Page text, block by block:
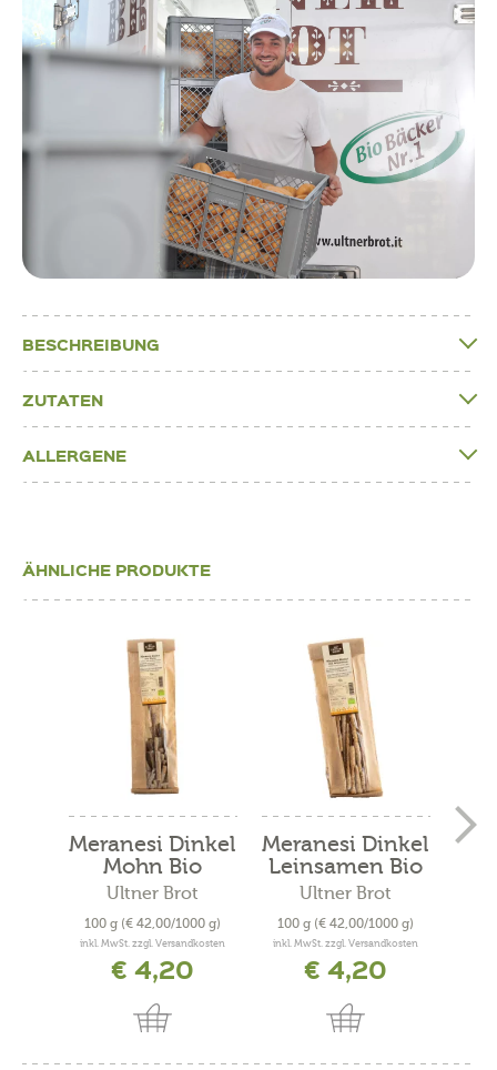
BESCHREIBUNG
ZUTATEN
ALLERGENE
ÄHNLICHE PRODUKTE
Meranesi Dinkel
Mohn Bio
Ultner Brot
100 g (€ 42,00/1000 g)
inkl. MwSt. zzgl. Versandkosten
€ 4,20
Meranesi Dinkel
Leinsamen Bio
Ultner Brot
100 g (€ 42,00/1000 g)
inkl. MwSt. zzgl. Versandkosten
€ 4,20